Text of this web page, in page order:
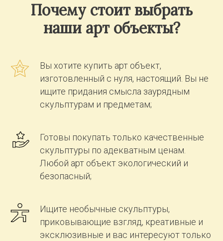
Почему стоит выбрать
наши арт объекты?
Вы хотите купить арт объект,
изготовленный с нуля, настоящий. Вы не
ищите придания смысла заурядным
скульптурам и предметам;
Готовы покупать только качественные
скульптуры по адекватным ценам.
Любой арт объект экологический и
безопасный;
Ищите необычные скульптуры,
приковывающие взгляд, креативные и
эксклюзивные и вас интересуют только